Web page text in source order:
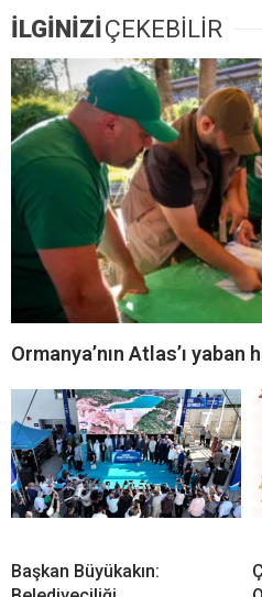
İLGİNİZİÇEKEBİLİR
Ormanya’nın Atlas’ı yaban
Başkan Büyükakın: